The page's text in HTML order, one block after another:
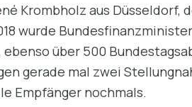
Krombholz aus
wurde
über 500
gerade mal zwei
Empfänger nochmals.